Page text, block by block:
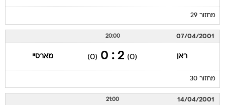
מחזור 29
07/04/2001
20:00
ראן (0)
2 : 0
(0) מארסיי
מחזור 30
14/04/2001
21:00